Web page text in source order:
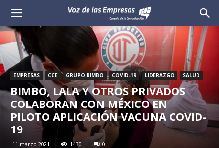
Voz
de
las
Empresas
EMPRESAS CCE GRUPO BIMBO COVID-19 LIDERAZGO SALUD
BIMBO, LALA Y OTROS PRIVADOS
COLABORAN CON MÉXICO EN
PILOTO APLICACIÓN VACUNA COVID-
19
11 marzo 2021 1430 0